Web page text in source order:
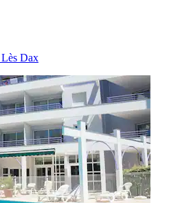
Dax